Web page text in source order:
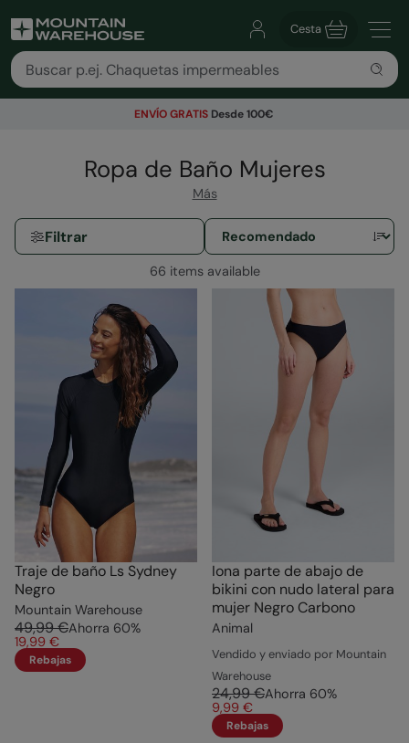
Cesta
ENVÍO GRATISDesde 100€
Ropa de Baño Mujeres
Más
Filtrar
66 items available
Traje de baño Ls Sydney
Negro
Mountain Warehouse
49,99 €Ahorra 60%
19,99 €
Rebajas
Iona parte de abajo de
bikini con nudo lateral para
mujer Negro Carbono
Animal
Vendido y enviado por Mountain
Warehouse
24,99 €Ahorra 60%
9,99 €
Rebajas